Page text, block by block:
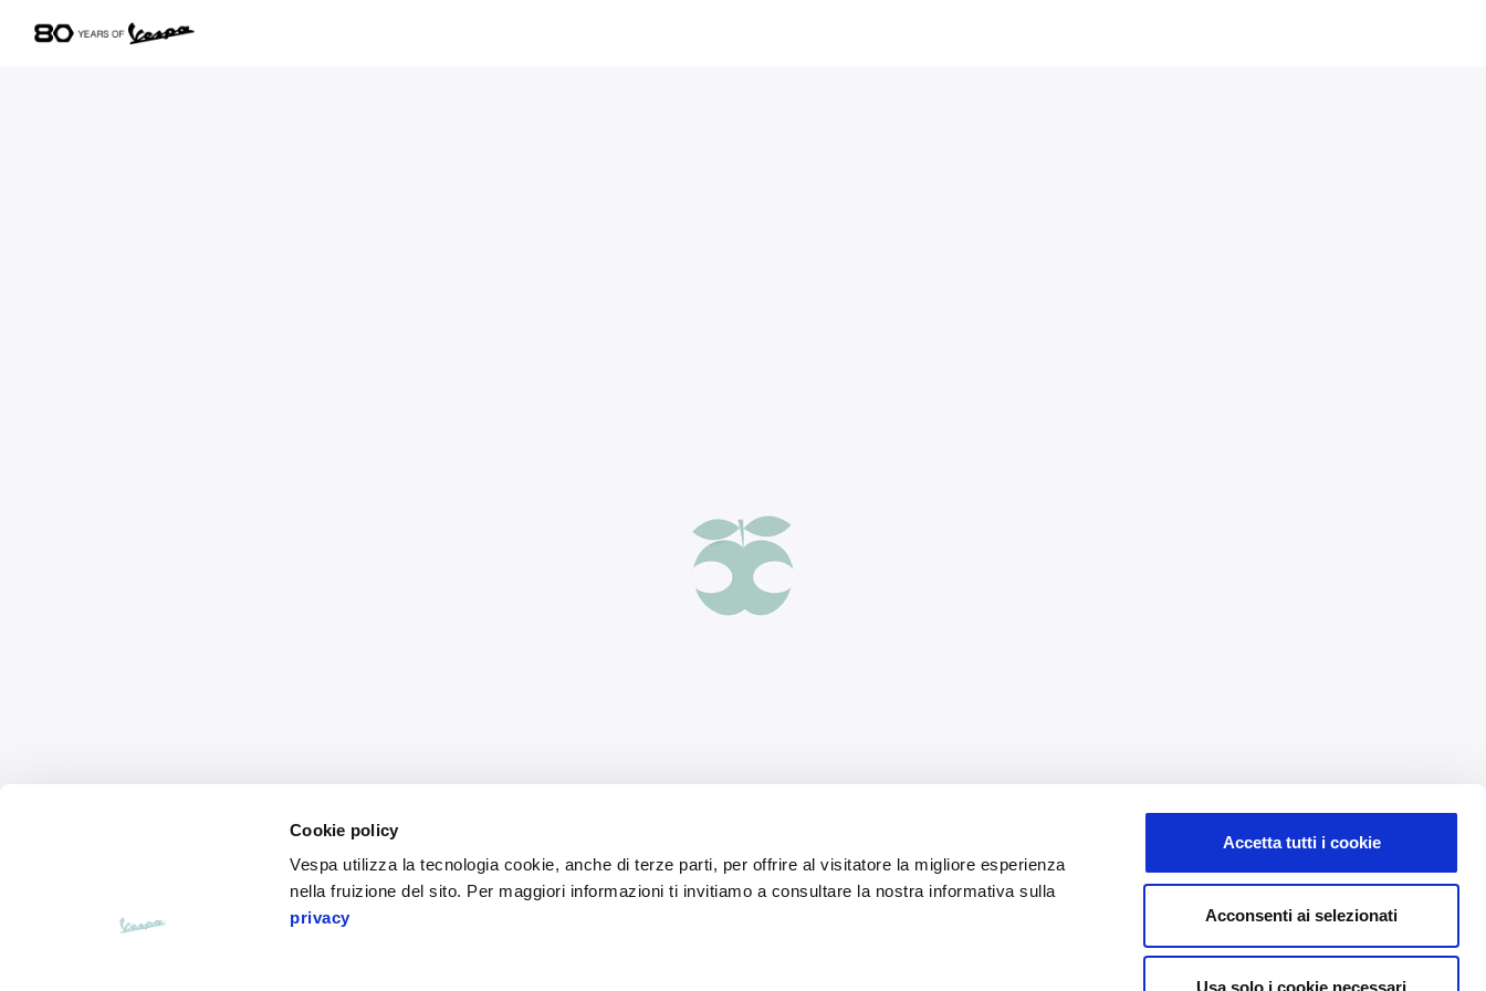
Cookie policy
Vespa utilizza la tecnologia cookie, anche di terze parti, per offrire al visitatore la migliore esperienza
nella fruizione del sito. Per maggiori informazioni ti invitiamo a consultare la nostra informativa sulla
privacy
Accetta tutti i cookie
Acconsenti ai selezionati
Usa solo i cookie necessari